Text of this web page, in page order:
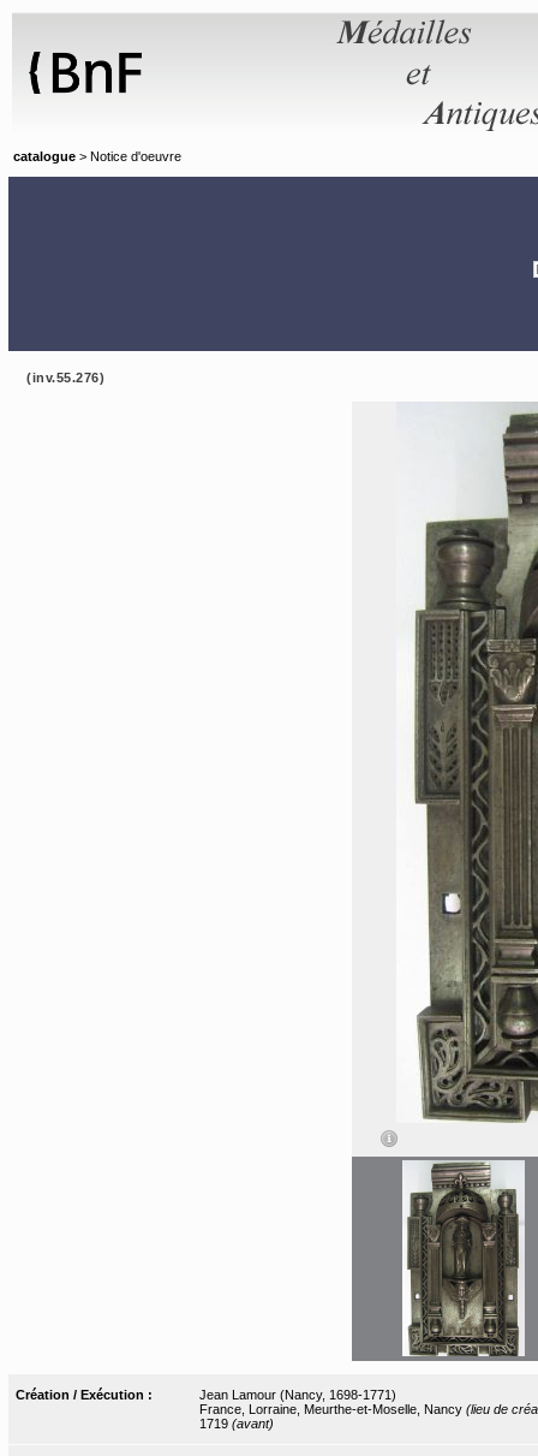
catalogue > Notice d'oeuvre
(inv.55.276)
Création / Exécution :
Jean Lamour (Nancy, 1698-1771)
France, Lorraine, Meurthe-et-Moselle, Nancy (lieu de
1719 (avant)